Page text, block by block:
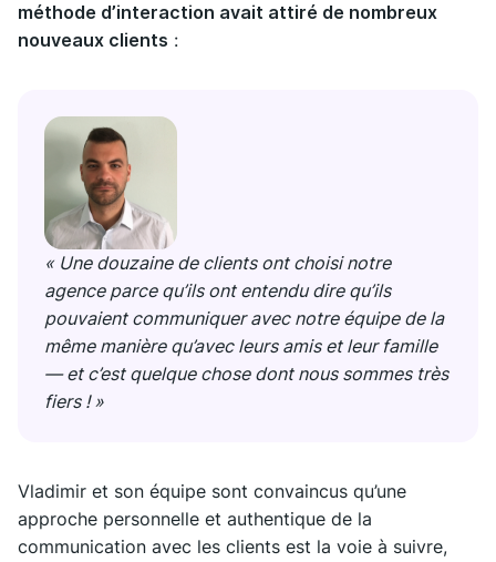
méthode d’interaction avait attiré de nombreux
nouveaux clients :
« Une douzaine de clients ont choisi notre
agence parce qu’ils ont entendu dire qu’ils
pouvaient communiquer avec notre équipe de la
même manière qu’avec leurs amis et leur famille
— et c’est quelque chose dont nous sommes très
fiers ! »
Vladimir et son équipe sont convaincus qu’une
approche personnelle et authentique de la
communication avec les clients est la voie à suivre,